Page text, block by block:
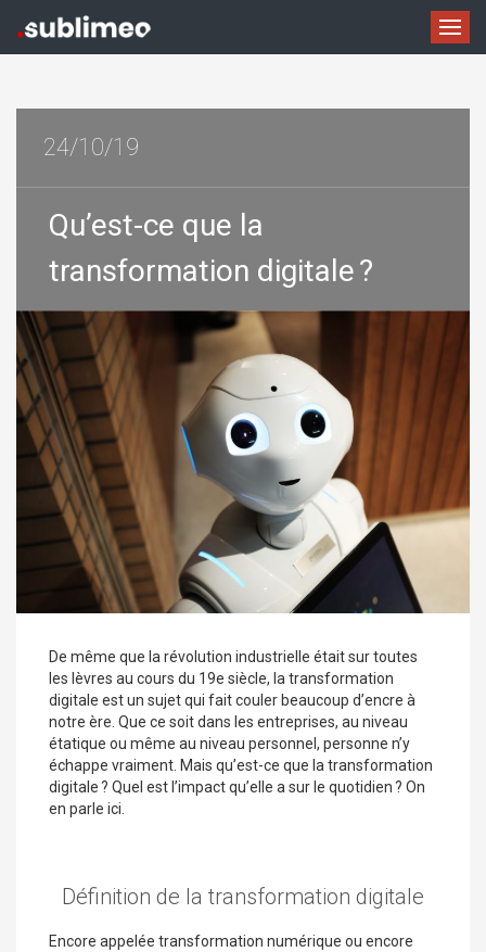
24/10/19
Qu’est-ce que la
transformation digitale ?
De même que la révolution industrielle était sur toutes
les lèvres au cours du 19e siècle, la transformation
digitale est un sujet qui fait couler beaucoup d’encre à
notre ère. Que ce soit dans les entreprises, au niveau
étatique ou même au niveau personnel, personne n’y
échappe vraiment. Mais qu’est-ce que la transformation
digitale ? Quel est l’impact qu’elle a sur le quotidien ? On
en parle ici.
Définition de la transformation digitale
Encore appelée transformation numérique ou encore